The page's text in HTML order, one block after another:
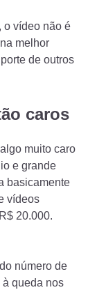
o vídeo não é
melhor
de outros
caros
muito caro
e grande
basicamente
vídeos
20.000.
número de
queda nos